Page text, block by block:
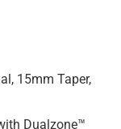
15mm Taper,
Dualzone™